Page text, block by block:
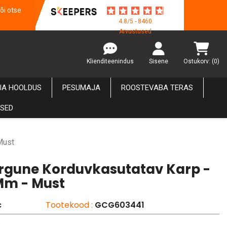
otse
4.8/5 - 8460
Arvustused
Klienditeenindus Sisene Ostukorv: (0)
HOOLDUS PESUMAJA ROOSTEVABA TERAS
Korduvkasutatav Karp -
- Must
Tootekood : GCG603441